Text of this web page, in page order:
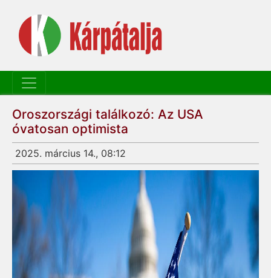
Oroszországi találkozó: Az USA
óvatosan optimista
2025. március 14., 08:12